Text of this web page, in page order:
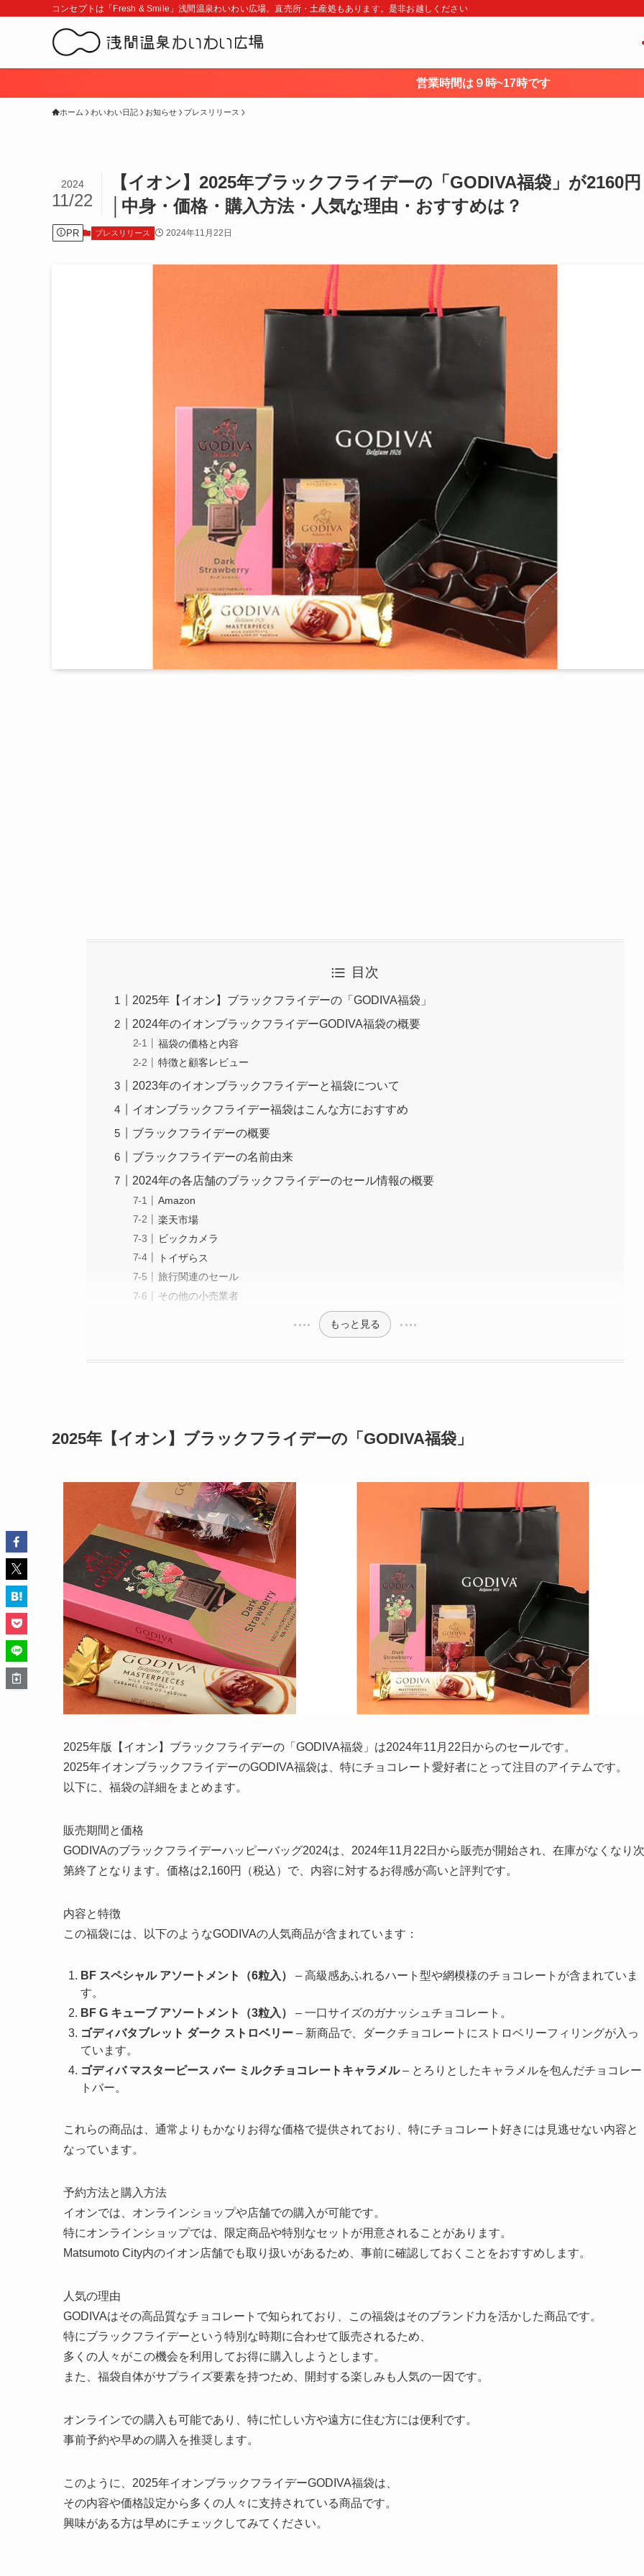
コンセプトは「Fresh & Smile」浅間温泉わいわい広場。直売所・土産処もあります。是非お越しください
営業時間は９時~17時です
ホーム わいわい日記 お知らせ プレスリリース
【イオン】2025年ブラックフライデーの「GODIVA福袋」が2160
│中身・価格・購入方法・人気な理由・おすすめは？
2024
11/22
PR プレスリリース 2024年11月22日
目次
2025年【イオン】ブラックフライデーの「GODIVA福袋」
2024年のイオンブラックフライデーGODIVA福袋の概要
福袋の価格と内容
特徴と顧客レビュー
2023年のイオンブラックフライデーと福袋について
イオンブラックフライデー福袋はこんな方におすすめ
ブラックフライデーの概要
ブラックフライデーの名前由来
2024年の各店舗のブラックフライデーのセール情報の概要
Amazon
楽天市場
ビックカメラ
トイザらス
旅行関連のセール
その他の小売業者
もっと見る
2025年【イオン】ブラックフライデーの「GODIVA福袋」
2025年版【イオン】ブラックフライデーの「GODIVA福袋」は2024年11月22日からのセールです。
2025年イオンブラックフライデーのGODIVA福袋は、特にチョコレート愛好者にとって注目のアイテムです。
以下に、福袋の詳細をまとめます。
販売期間と価格
GODIVAのブラックフライデーハッピーバッグ2024は、2024年11月22日から販売が開始され、在庫がなくなり次
第終了となります。価格は2,160円（税込）で、内容に対するお得感が高いと評判です。
内容と特徴
この福袋には、以下のようなGODIVAの人気商品が含まれています：
BF スペシャル アソートメント（6粒入）
– 高級感あふれるハート型や網模様のチョコレートが含まれていま
す。
BF G キューブ アソートメント（3粒入）
– 一口サイズのガナッシュチョコレート。
ゴディバタブレット ダーク ストロベリー – 新商品で、ダークチョコレートにストロベリーフィリングが入っ
ています。
ゴディバ マスターピース バー ミルクチョコレートキャラメル– とろりとしたキャラメルを包んだチョコレー
トバー。
これらの商品は、通常よりもかなりお得な価格で提供されており、特にチョコレート好きには見逃せない内容と
なっています。
予約方法と購入方法
イオンでは、オンラインショップや店舗での購入が可能です。
特にオンラインショップでは、限定商品や特別なセットが用意されることがあります。
Matsumoto City内のイオン店舗でも取り扱いがあるため、事前に確認しておくことをおすすめします。
人気の理由
GODIVAはその高品質なチョコレートで知られており、この福袋はそのブランド力を活かした商品です。
特にブラックフライデーという特別な時期に合わせて販売されるため、
多くの人々がこの機会を利用してお得に購入しようとします。
また、福袋自体がサプライズ要素を持つため、開封する楽しみも人気の一因です。
オンラインでの購入も可能であり、特に忙しい方や遠方に住む方には便利です。
事前予約や早めの購入を推奨します。
このように、2025年イオンブラックフライデーGODIVA福袋は、
その内容や価格設定から多くの人々に支持されている商品です。
興味がある方は早めにチェックしてみてください。